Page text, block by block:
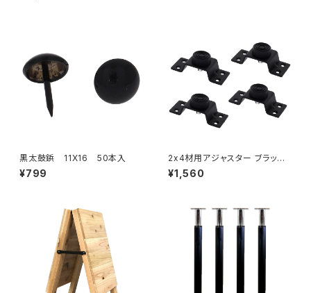
黒太鼓鋲 11X16 50本入
¥799
2x4材用アジャスター ブラック
4個セット（70-540）
¥1,560